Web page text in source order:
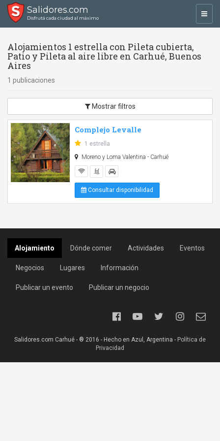
Salidores.com
Disfrutá cada ciudad al máximo
Alojamientos 1 estrella con Pileta cubierta,
Patio y Pileta al aire libre en Carhué, Buenos
Aires
1 publicaciones
Mostrar filtros
Complejo Levalle
1 estrella
Moreno y Loma Valentina - Carhué
Consultar disponibilidad
Alojamiento Dónde comer Actividades Eventos
Negocios Lugares Información
Publicar un evento Publicar un negocio
Salidores.com Carhué - ® 2016 - Hecho en Azul, Argentina - Política de
Privacidad